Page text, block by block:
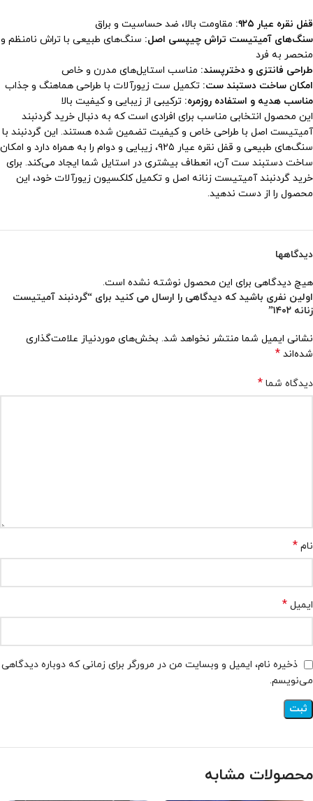
قفل نقره عیار ۹۲۵:
مقاومت بالا، ضد حساسیت و براق
سنگ‌های آمیتیست تراش چیپسی اصل: سنگ‌های طبیعی با تراش نامنظم و
منحصر به فرد
طراحی فانتزی و دخترپسند: مناسب استایل‌های مدرن و خاص
امکان ساخت دستبند ست: تکمیل ست زیورآلات با طراحی هماهنگ و جذاب
مناسب هدیه و استفاده روزمره: ترکیبی از زیبایی و کیفیت بالا
این محصول انتخابی مناسب برای افرادی است که به دنبال خرید گردنبند
آمیتیست اصل با طراحی خاص و کیفیت تضمین شده هستند. این گردنبند با
سنگ‌های طبیعی و قفل نقره عیار ۹۲۵، زیبایی و دوام را به همراه دارد و امکان
ساخت دستبند ست آن، انعطاف بیشتری در استایل شما ایجاد می‌کند. برای
خرید گردنبند آمیتیست زنانه اصل و تکمیل کلکسیون زیورآلات خود، این
محصول را از دست ندهید.
دیدگاهها
هیچ دیدگاهی برای این محصول نوشته نشده است.
اولین نفری باشید که دیدگاهی را ارسال می کنید برای “گردنبند آمیتیست
زنانه ۱۴۰۲”
نشانی ایمیل شما منتشر نخواهد شد. بخش‌های موردنیاز علامت‌گذاری
شده‌اند *
دیدگاه شما *
نام *
ایمیل *
ذخیره نام، ایمیل و وبسایت من در مرورگر برای زمانی که دوباره دیدگاهی
می‌نویسم.
محصولات مشابه